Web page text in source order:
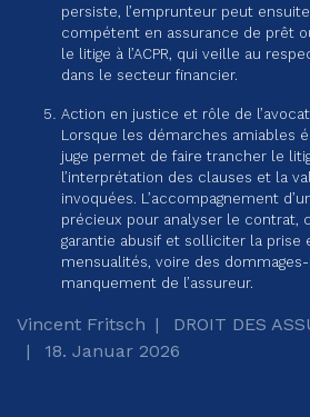
persiste, l’emprunteur peut
compétent en assurance de prêt
le litige à l’ACPR, qui veille au
dans le secteur financier.
Action en justice et rôle de l’avocat
Lorsque les démarches amiables
juge permet de faire trancher le
l’interprétation des clauses et la
invoquées. L’accompagnement
précieux pour analyser le contrat,
garantie abusif et solliciter la prise
mensualités, voire des
manquement de l’assureur.
Vincent Fritsch
DROIT DES
18. Januar 2026